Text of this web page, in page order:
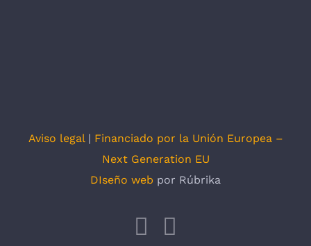
Aviso legal| Financiado por la Unión Europea –
Next Generation EU
DIseño web por Rúbrika
Facebook